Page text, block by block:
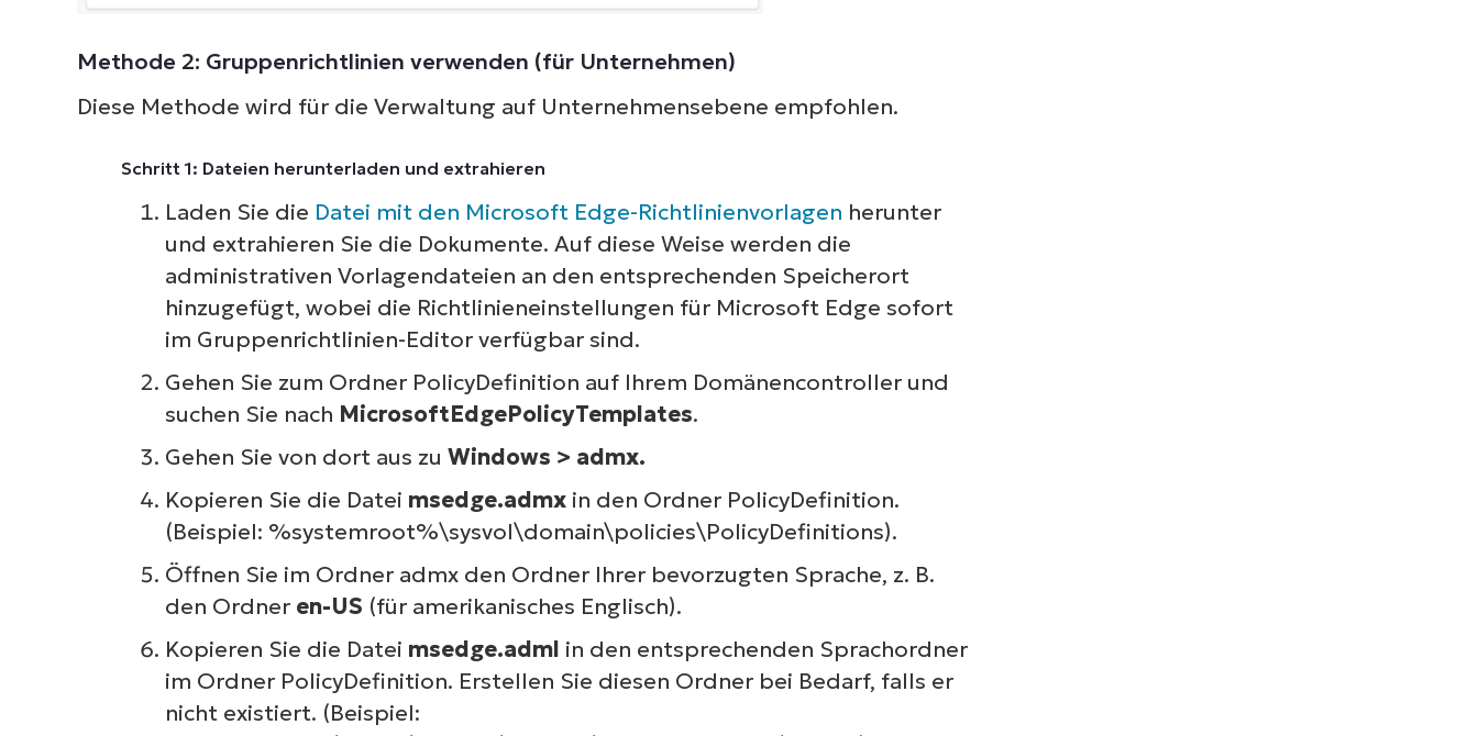
Methode 2: Gruppenrichtlinien verwenden (für Unternehmen)
Diese Methode wird für die Verwaltung auf Unternehmensebene empfohlen.
Schritt 1: Dateien herunterladen und extrahieren
Laden Sie die Datei mit den Microsoft Edge-Richtlinienvorlagen herunter
und extrahieren Sie die Dokumente. Auf diese Weise werden die
administrativen Vorlagendateien an den entsprechenden Speicherort
hinzugefügt, wobei die Richtlinieneinstellungen für Microsoft Edge sofort
im Gruppenrichtlinien-Editor verfügbar sind.
Gehen Sie zum Ordner PolicyDefinition auf Ihrem Domänencontroller und
suchen Sie nach MicrosoftEdgePolicyTemplates.
Gehen Sie von dort aus zu Windows > admx.
Kopieren Sie die Datei msedge.admxin den Ordner PolicyDefinition.
(Beispiel: %systemroot%\sysvol\domain\policies\PolicyDefinitions).
Öffnen Sie im Ordner admx den Ordner Ihrer bevorzugten Sprache, z. B.
den Ordner en-US (für amerikanisches Englisch).
Kopieren Sie die Datei msedge.adml in den entsprechenden Sprachordner
im Ordner PolicyDefinition. Erstellen Sie diesen Ordner bei Bedarf, falls er
nicht existiert. (Beispiel: